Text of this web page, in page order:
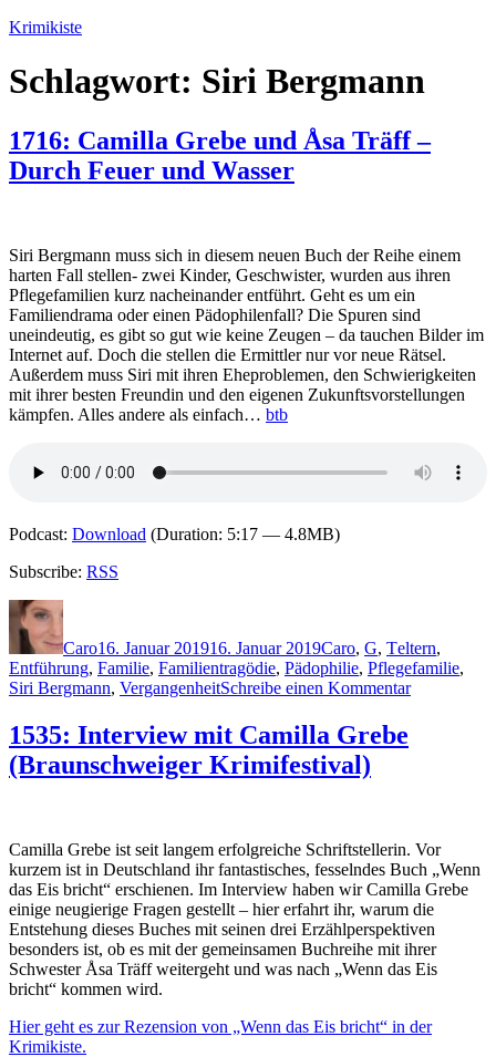
Zum
springen
Krimikiste
Schlagwort: Siri Bergmann
1716: Camilla Grebe und Åsa Träff –
Durch Feuer und Wasser
Siri Bergmann muss sich in diesem neuen Buch der Reihe einem
harten Fall stellen- zwei Kinder, Geschwister, wurden aus ihren
Pflegefamilien kurz nacheinander entführt. Geht es um ein
Familiendrama oder einen Pädophilenfall? Die Spuren sind
uneindeutig, es gibt so gut wie keine Zeugen – da tauchen Bilder im
Internet auf. Doch die stellen die Ermittler nur vor neue Rätsel.
Außerdem muss Siri mit ihren Eheproblemen, den Schwierigkeiten
mit ihrer besten Freundin und den eigenen Zukunftsvorstellungen
kämpfen. Alles andere als einfach… btb
Podcast: Download (Duration: 5:17 — 4.8MB)
Subscribe: RSS
Autor
Caro16. Januar 201916. Januar 2019Caro, G, Teltern,
Entführung, Familie, Familientragödie, Pädophilie, Pflegefamilie,
Siri Bergmann, VergangenheitSchreibe einen Kommentarzu
Durch
Feuer
und
Wasser
1535: Interview mit Camilla Grebe
(Braunschweiger Krimifestival)
Camilla Grebe ist seit langem erfolgreiche Schriftstellerin. Vor
kurzem ist in Deutschland ihr fantastisches, fesselndes Buch „Wenn
das Eis bricht“ erschienen. Im Interview haben wir Camilla Grebe
einige neugierige Fragen gestellt – hier erfahrt ihr, warum die
Entstehung dieses Buches mit seinen drei Erzählperspektiven
besonders ist, ob es mit der gemeinsamen Buchreihe mit ihrer
Schwester Åsa Träff weitergeht und was nach „Wenn das Eis
bricht“ kommen wird.
Hier geht es zur Rezension von „Wenn das Eis bricht“ in der
Krimikiste.